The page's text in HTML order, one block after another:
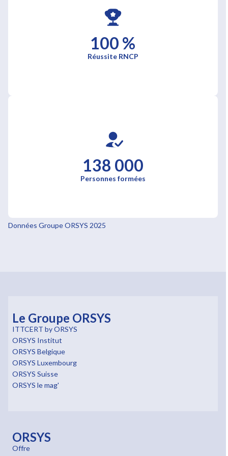
100 %
Réussite RNCP
138 000
Personnes formées
Données Groupe ORSYS 2025
Le Groupe ORSYS
ITTCERT by ORSYS
ORSYS Institut
ORSYS Belgique
ORSYS Luxembourg
ORSYS Suisse
ORSYS le mag'
ORSYS
Offre